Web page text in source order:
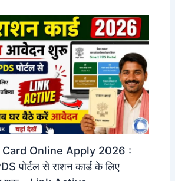
Online Apply 2026 :
पोर्टल से राशन कार्ड के लिए